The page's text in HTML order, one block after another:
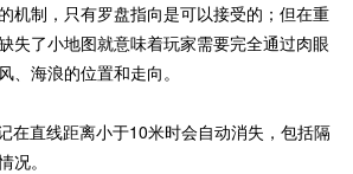
机制，只有罗盘指向是可以接受的；但在重
失了小地图就意味着玩家需要完全通过肉眼
、海浪的位置和走向。
在直线距离小于10米时会自动消失，包括隔
况。